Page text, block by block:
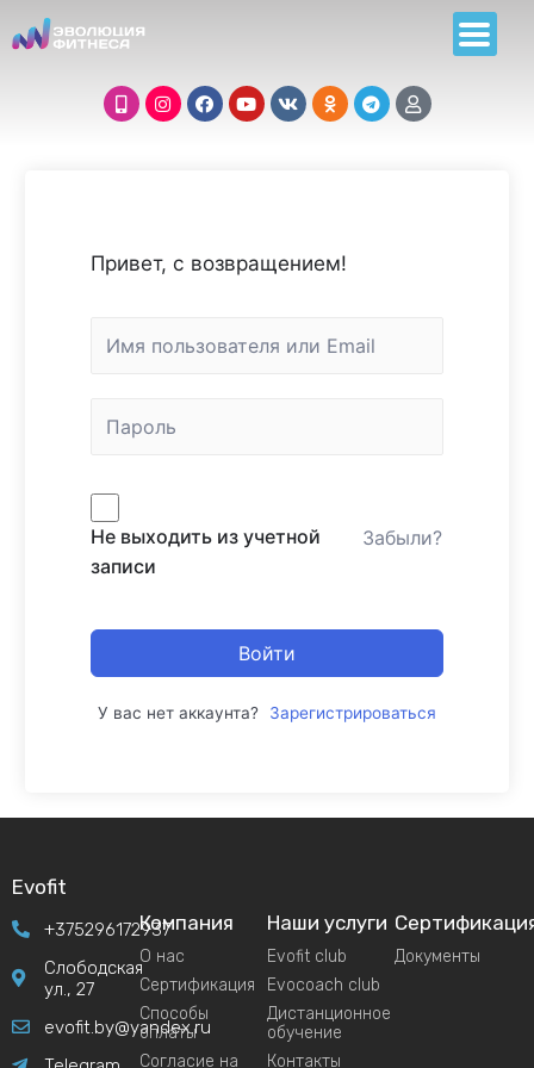
Привет, с возвращением!
Не выходить из учетной
записи
Забыли?
Войти
У вас нет аккаунта? Зарегистрироваться
Evofit
+375296172937
Слободская
ул., 27
evofit.by@yandex.ru
Компания
О нас
Сертификация
Способы
оплаты
Согласие на
Наши услуги
Evofit club
Evocoach club
Дистанционное
обучение
Контакты
Документы